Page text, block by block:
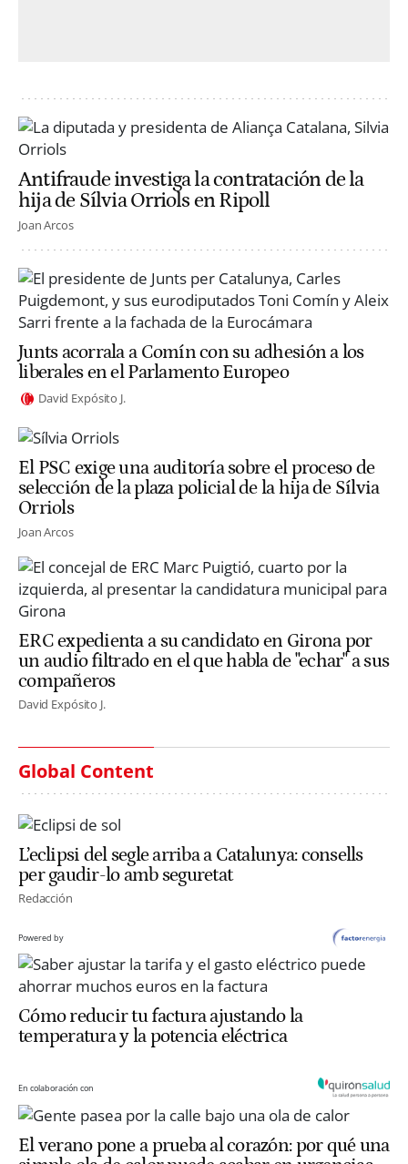
Antifraude investiga la contratación de la
hija de Sílvia Orriols en Ripoll
Joan Arcos
Junts acorrala a Comín con su adhesión a los
liberales en el Parlamento Europeo
David Expósito J.
El PSC exige una auditoría sobre el proceso de
selección de la plaza policial de la hija de Sílvia
Orriols
Joan Arcos
ERC expedienta a su candidato en Girona por
un audio filtrado en el que habla de "echar" a sus
compañeros
David Expósito J.
Global Content
L’eclipsi del segle arriba a Catalunya: consells
per gaudir-lo amb seguretat
Redacción
Powered by
Cómo reducir tu factura ajustando la
temperatura y la potencia eléctrica
En colaboración con
El verano pone a prueba al corazón: por qué una